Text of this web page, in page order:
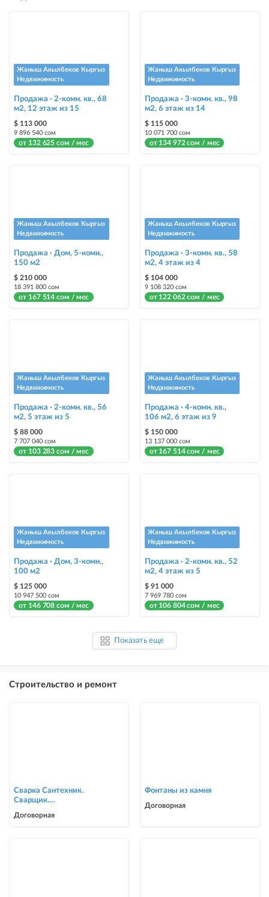
размещение объявления на Instagram аккаунте @house_kg и на
Telegram канале + платное продвижение на Instagram
Выделить цветом
выделение объявления цветом среди других объявлений
«Срочно»
Стикеры
Яркие стикеры с опциями, выделят ваш объект среди остальных и
помогут продать быстрее
Жаныш Акылбеков Кыргыз
Недвижимость
Продажа · 2-комн. кв., 68
м2, 12 этаж из 15
$ 113 000
9 896 540 сом
от 132 625 сом / мес
Жаныш Акылбеков Кыргыз
Недвижимость
Продажа · 3-комн. кв., 98
м2, 6 этаж из 14
$ 115 000
10 071 700 сом
от 134 972 сом / мес
Жаныш Акылбеков Кыргыз
Недвижимость
Продажа · Дом, 5-комн.,
150 м2
$ 210 000
18 391 800 сом
от 167 514 сом / мес
Жаныш Акылбеков Кыргыз
Недвижимость
Продажа · 3-комн. кв., 58
м2, 4 этаж из 4
$ 104 000
9 108 320 сом
от 122 062 сом / мес
Жаныш Акылбеков Кыргыз
Недвижимость
Продажа · 2-комн. кв., 56
м2, 5 этаж из 5
$ 88 000
7 707 040 сом
от 103 283 сом / мес
Жаныш Акылбеков Кыргыз
Недвижимость
Продажа · 4-комн. кв.,
106 м2, 6 этаж из 9
$ 150 000
13 137 000 сом
от 167 514 сом / мес
Жаныш Акылбеков Кыргыз
Недвижимость
Продажа · Дом, 3-комн.,
100 м2
$ 125 000
10 947 500 сом
от 146 708 сом / мес
Жаныш Акылбеков Кыргыз
Недвижимость
Продажа · 2-комн. кв., 52
м2, 4 этаж из 5
$ 91 000
7 969 780 сом
от 106 804 сом / мес
Показать еще
Строительство и ремонт
Сварка Сантехник.
Сварщик.
сварочные работы в Биш
Договорная
Фонтаны из камня
Договорная